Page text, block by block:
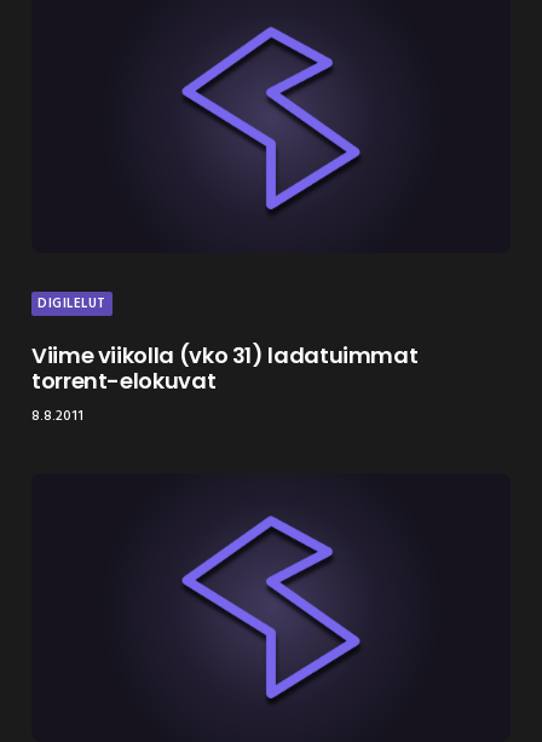
DIGILELUT
Viime viikolla (vko 31) ladatuimmat
torrent-elokuvat
8.8.2011